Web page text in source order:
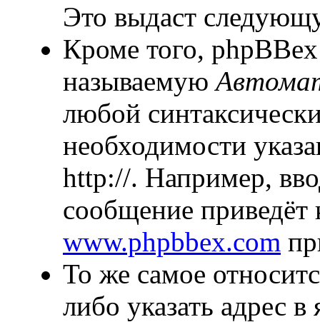
Это выдаст
Кроме того,
называемую
любой
необходимости
http://. Например,
сообщение приведёт
www.phpbbex.com
То же самое
либо указать адрес